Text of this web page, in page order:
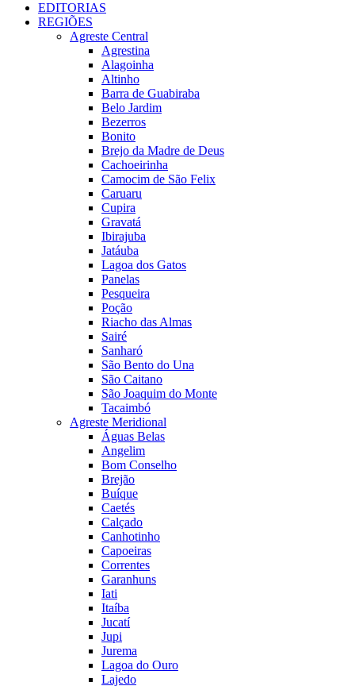
EDITORIAS
REGIÕES
Agreste Central
Agrestina
Alagoinha
Altinho
Barra de Guabiraba
Belo Jardim
Bezerros
Bonito
Brejo da Madre de Deus
Cachoeirinha
Camocim de São Felix
Caruaru
Cupira
Gravatá
Ibirajuba
Jatáuba
Lagoa dos Gatos
Panelas
Pesqueira
Poção
Riacho das Almas
Sairé
Sanharó
São Bento do Una
São Caitano
São Joaquim do Monte
Tacaimbó
Agreste Meridional
Águas Belas
Angelim
Bom Conselho
Brejão
Buíque
Caetés
Calçado
Canhotinho
Capoeiras
Correntes
Garanhuns
Iati
Itaíba
Jucatí
Jupi
Jurema
Lagoa do Ouro
Lajedo